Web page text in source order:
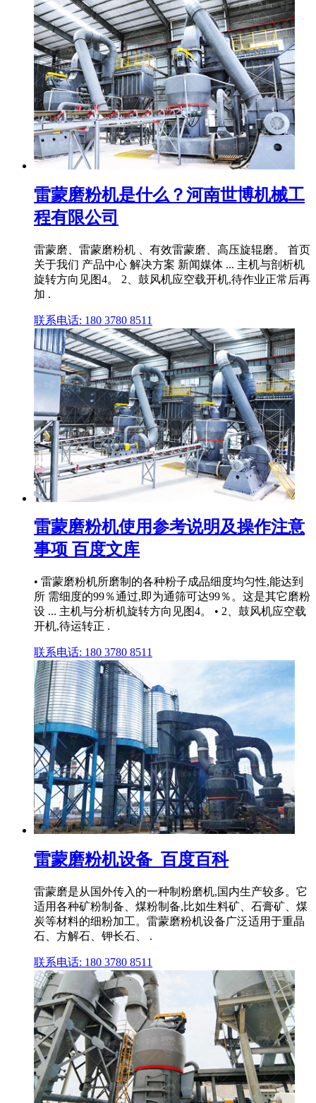
雷蒙磨粉机是什么？河南世博机械工
程有限公司
雷蒙磨、雷蒙磨粉机 、有效雷蒙磨、高压旋辊磨。 首页
关于我们 产品中心 解决方案 新闻媒体 ... 主机与剖析机
旋转方向见图4。 2、鼓风机应空载开机,待作业正常后再
加 .
联系电话: 180 3780 8511
雷蒙磨粉机使用参考说明及操作注意
事项 百度文库
• 雷蒙磨粉机所磨制的各种粉子成品细度均匀性,能达到
所 需细度的99％通过,即为通筛可达99％。这是其它磨粉
设 ... 主机与分析机旋转方向见图4。 • 2、鼓风机应空载
开机,待运转正 .
联系电话: 180 3780 8511
雷蒙磨粉机设备_百度百科
雷蒙磨是从国外传入的一种制粉磨机,国内生产较多。它
适用各种矿粉制备、煤粉制备,比如生料矿、石膏矿、煤
炭等材料的细粉加工。雷蒙磨粉机设备广泛适用于重晶
石、方解石、钾长石、 .
联系电话: 180 3780 8511